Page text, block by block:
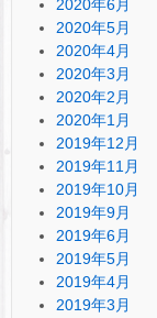
2020年6月
2020年5月
2020年4月
2020年3月
2020年2月
2020年1月
2019年12月
2019年11月
2019年10月
2019年9月
2019年6月
2019年5月
2019年4月
2019年3月